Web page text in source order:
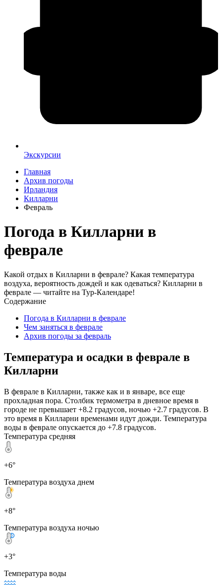
Экскурсии
Главная
Архив погоды
Ирландия
Килларни
Февраль
Погода в Килларни в
феврале
Какой отдых в Килларни в феврале? Какая температура
воздуха, вероятность дождей и как одеваться? Килларни в
феврале — читайте на Тур-Календаре!
Содержание
Погода в Килларни в феврале
Чем заняться в феврале
Архив погоды за февраль
Температура и осадки в феврале в
Килларни
В феврале в Килларни, также как и в январе, все еще
прохладная пора. Столбик термометра в дневное время в
городе не превышает +8.2 градусов, ночью +2.7 градусов. В
это время в Килларни временами идут дожди. Температура
воды в феврале опускается до +7.8 градусов.
Температура средняя
+6°
Температура воздуха днем
+8°
Температура воздуха ночью
+3°
Температура воды